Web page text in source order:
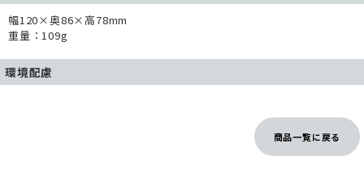
幅120×奥86×高78mm
重量：109g
環境配慮
商品一覧に戻る